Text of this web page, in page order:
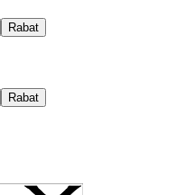
Rabat
Rabat